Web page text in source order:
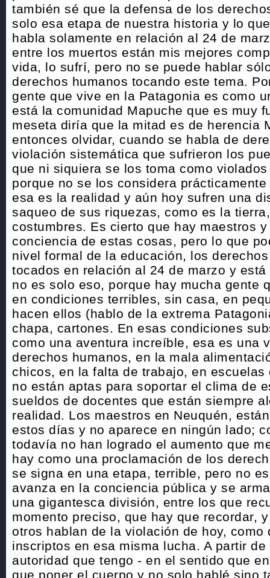
también sé que la defensa de los
solo esa etapa de nuestra historia y lo
habla solamente en relación al 24 de
entre los muertos están mis mejores
vida, lo sufrí, pero no se puede hablar
derechos humanos tocando este tema.
gente que vive en la Patagonia es como
está la comunidad Mapuche que es muy
meseta diría que la mitad es de herencia
entonces olvidar, cuando se habla de
violación sistemática que sufrieron los
que ni siquiera se los toma como
porque no se los considera
esa es la realidad y aún hoy sufren una
saqueo de sus riquezas, como es la
costumbres. Es cierto que hay maestros
conciencia de estas cosas, pero lo que
nivel formal de la educación, los
tocados en relación al 24 de marzo y
no es solo eso, porque hay mucha gente
en condiciones terribles, sin casa, en
hacen ellos (hablo de la extrema
chapa, cartones. En esas condiciones
como una aventura increíble, esa es una
derechos humanos, en la mala
chicos, en la falta de trabajo, en escuelas
no están aptas para soportar el clima de
sueldos de docentes que están siempre
realidad. Los maestros en Neuquén,
estos días y no aparece en ningún lado;
todavía no han logrado el aumento que
hay como una proclamación de los
se signa en una etapa, terrible, pero no
avanza en la conciencia pública y se
una gigantesca división, entre los que
momento preciso, que hay que recordar,
otros hablan de la violación de hoy, como
inscriptos en esa misma lucha. A partir
autoridad que tengo - en el sentido que
que poner el cuerpo y no solo hablé sino